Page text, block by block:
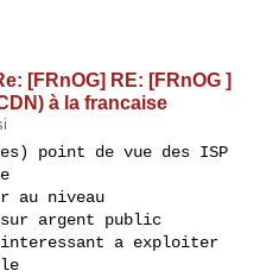
[FRnOG] RE: [FRnOG ]
à la francaise
point de vue des ISP
au niveau
argent public
a exploiter